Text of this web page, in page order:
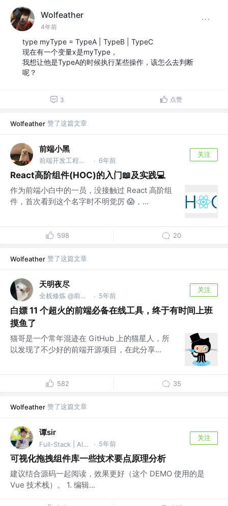
Wolfeather
4年前
type myType = TypeA | TypeB | TypeC
现在有一个变量x是myType，
我想让他是TypeA的时候执行某些操作，该怎么去判断
呢？
3 点赞
Wolfeather 赞了这篇文章
前端小黑
前端开发工程师 @DJI · 6年前
关注
React高阶组件(HOC)的入门📖及实践💻
作为前端小白中的一员，没接触过 React 高阶组
件，首次看到这个名字时不明觉厉 😱，...
598 20
Wolfeather 赞了这篇文章
天明夜尽
全栈修炼 @前端GitHub · 5年前
关注
白嫖 11 个超火的前端必备在线工具，终于有时间上班
摸鱼了
猫哥是一个常年混迹在 GitHub 上的猫星人，所
以发现了不少好的前端开源项目，在此分享...
582 35
Wolfeather 赞了这篇文章
谭sir
Full-Stack | AI Agent · 5年前
关注
可视化拖拽组件库一些技术要点原理分析
建议结合源码一起阅读，效果更好（这个 DEMO 使用的是
Vue 技术栈）。 1. 编辑...